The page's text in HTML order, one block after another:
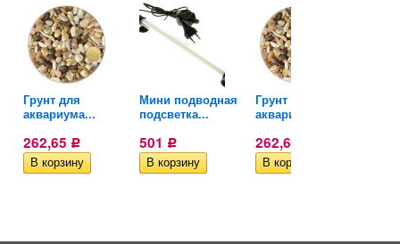
Грунт для
аквариума...
262,65 Р
Мини подводная
подсветка...
501 Р
Грунт для
аквариума...
262,65